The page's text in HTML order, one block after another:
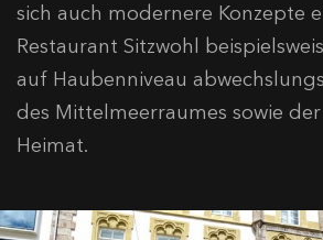
sich auch modernere Konzepte
Restaurant Sitzwohl
auf Haubenniveau
des Mittelmeerraumes sowie
Heimat.